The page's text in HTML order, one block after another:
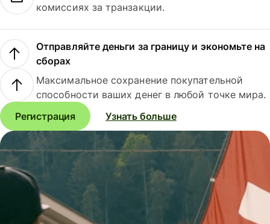
комиссиях за транзакции.
Отправляйте деньги за границу и экономьте на
сборах
Максимальное сохранение покупательной
способности ваших денег в любой точке мира.
Регистрация
Узнать больше